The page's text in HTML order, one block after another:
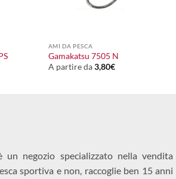
AMI DA PESCA
Gamakatsu 7505 N
A partire da3,80€
un negozio specializzato nella vendita
sportiva e non, raccoglie ben 15 anni